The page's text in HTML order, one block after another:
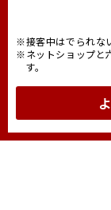
※接客中はでられな
※ネットショップと
す。